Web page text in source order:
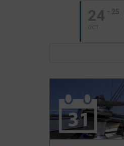
24
OCT
- 25